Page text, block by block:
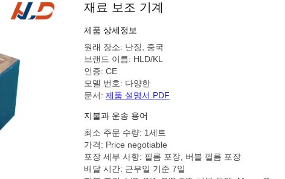
재료 보조 기계
제품 상세정보
원래 장소: 난징, 중국
브랜드 이름: HLD/KL
인증: CE
모델 번호: 다양한
문서: 제품 설명서 PDF
지불과 운송 용어
최소 주문 수량: 1세트
가격: Price negotiable
포장 세부 사항: 필름 포장, 버블 필름 포장
배달 시간: 근무일 기준 7일